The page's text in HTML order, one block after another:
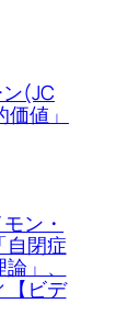
(JC
値」
ン・
自閉症
」、
【ビデ